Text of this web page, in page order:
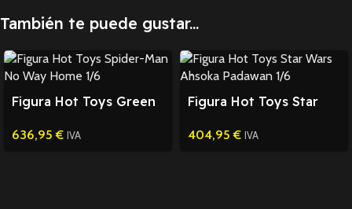
También te puede gustar...
Figura Hot Toys Green
636,95€ IVA
Figura Hot Toys Star
1/6
404,95€ IVA